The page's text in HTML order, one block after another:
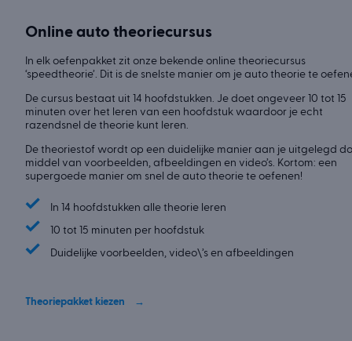
Online auto theoriecursus
In elk oefenpakket zit onze bekende online theoriecursus
‘speedtheorie’. Dit is de snelste manier om je auto theorie te
De cursus bestaat uit 14 hoofdstukken. Je doet ongeveer 10 tot 15
minuten over het leren van een hoofdstuk waardoor je echt
razendsnel de theorie kunt leren.
De theoriestof wordt op een duidelijke manier aan je uitgelegd
middel van voorbeelden, afbeeldingen en video’s. Kortom: een
supergoede manier om snel de auto theorie te oefenen!
✓ In 14 hoofdstukken alle theorie leren
✓ 10 tot 15 minuten per hoofdstuk
✓ Duidelijke voorbeelden, video\’s en afbeeldingen
Theoriepakket kiezen